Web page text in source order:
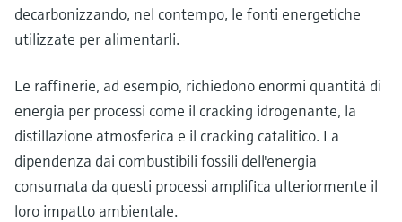
decarbonizzando, nel contempo, le fonti energetiche
utilizzate per alimentarli.
Le raffinerie, ad esempio, richiedono enormi quantità di
energia per processi come il cracking idrogenante, la
distillazione atmosferica e il cracking catalitico. La
dipendenza dai combustibili fossili dell'energia
consumata da questi processi amplifica ulteriormente il
loro impatto ambientale.